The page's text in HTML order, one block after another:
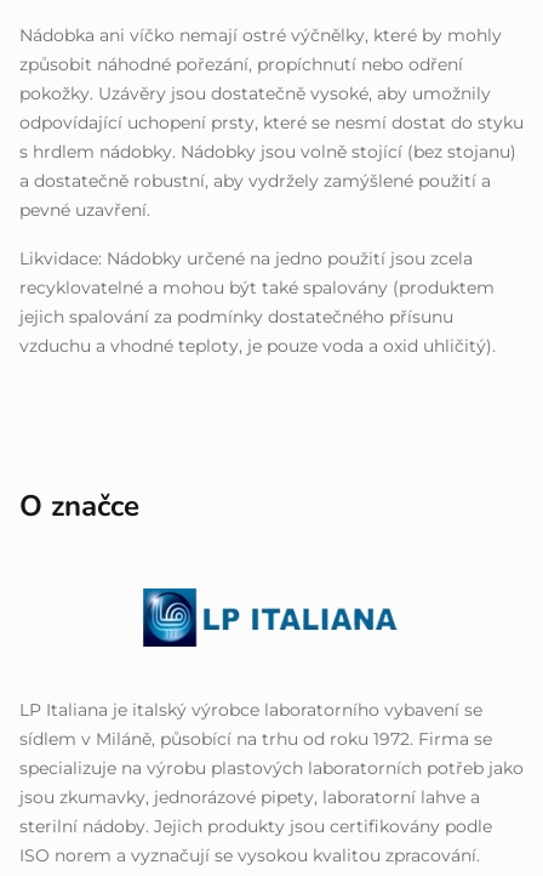
Nádobka ani víčko nemají ostré výčnělky, které by mohly
způsobit náhodné pořezání, propíchnutí nebo odření
pokožky. Uzávěry jsou dostatečně vysoké, aby umožnily
odpovídající uchopení prsty, které se nesmí dostat do styku
s hrdlem nádobky. Nádobky jsou volně stojící (bez stojanu)
a dostatečně robustní, aby vydržely zamýšlené použití a
pevné uzavření.
Likvidace: Nádobky určené na jedno použití jsou zcela
recyklovatelné a mohou být také spalovány (produktem
jejich spalování za podmínky dostatečného přísunu
vzduchu a vhodné teploty, je pouze voda a oxid uhličitý).
O značce
LP Italiana je italský výrobce laboratorního vybavení se
sídlem v Miláně, působící na trhu od roku 1972. Firma se
specializuje na výrobu plastových laboratorních potřeb jako
jsou zkumavky, jednorázové pipety, laboratorní lahve a
sterilní nádoby. Jejich produkty jsou certifikovány podle
ISO norem a vyznačují se vysokou kvalitou zpracování.